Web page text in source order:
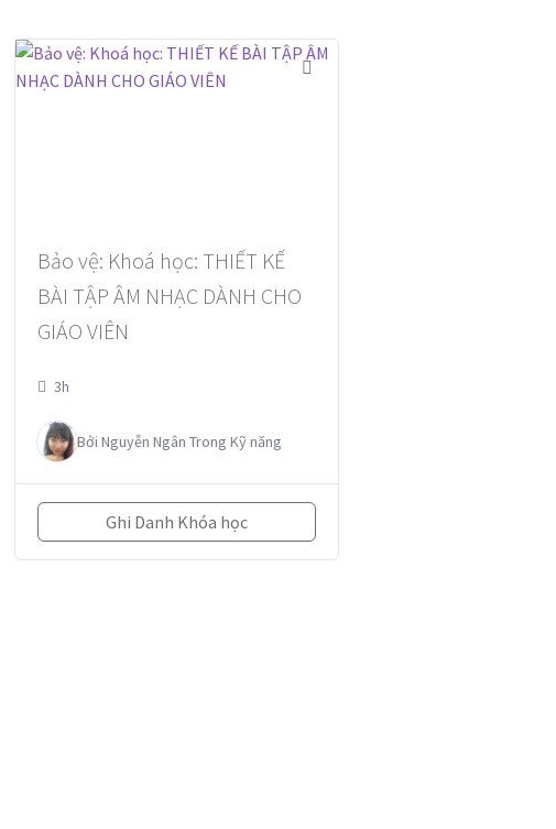
Bảo vệ: Khoá học: THIẾT KẾ
BÀI TẬP ÂM NHẠC DÀNH CHO
GIÁO VIÊN
3h
Bởi Nguyễn Ngân Trong Kỹ năng
Ghi Danh Khóa học